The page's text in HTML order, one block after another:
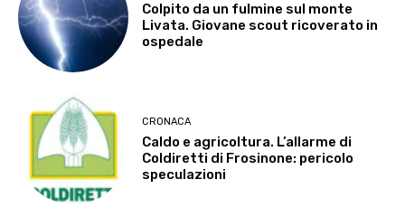
Colpito da un fulmine sul monte
Livata. Giovane scout ricoverato in
ospedale
CRONACA
Caldo e agricoltura. L’allarme di
Coldiretti di Frosinone: pericolo
speculazioni